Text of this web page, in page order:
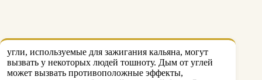
угли, используемые для зажигания кальяна, могут
вызвать у некоторых людей тошноту. Дым от углей
может вызвать противоположные эффекты,